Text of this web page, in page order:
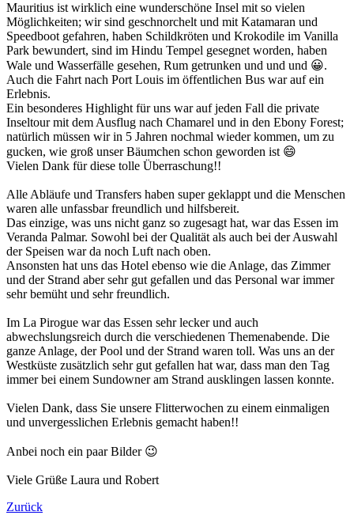
Mauritius ist wirklich eine wunderschöne Insel mit so vielen
Möglichkeiten; wir sind geschnorchelt und mit Katamaran und
Speedboot gefahren, haben Schildkröten und Krokodile im Vanilla
Park bewundert, sind im Hindu Tempel gesegnet worden, haben
Wale und Wasserfälle gesehen, Rum getrunken und und und 😀.
Auch die Fahrt nach Port Louis im öffentlichen Bus war auf ein
Erlebnis.
Ein besonderes Highlight für uns war auf jeden Fall die private
Inseltour mit dem Ausflug nach Chamarel und in den Ebony Forest;
natürlich müssen wir in 5 Jahren nochmal wieder kommen, um zu
gucken, wie groß unser Bäumchen schon geworden ist 😄
Vielen Dank für diese tolle Überraschung!!
Alle Abläufe und Transfers haben super geklappt und die Menschen
waren alle unfassbar freundlich und hilfsbereit.
Das einzige, was uns nicht ganz so zugesagt hat, war das Essen im
Veranda Palmar. Sowohl bei der Qualität als auch bei der Auswahl
der Speisen war da noch Luft nach oben.
Ansonsten hat uns das Hotel ebenso wie die Anlage, das Zimmer
und der Strand aber sehr gut gefallen und das Personal war immer
sehr bemüht und sehr freundlich.
Im La Pirogue war das Essen sehr lecker und auch
abwechslungsreich durch die verschiedenen Themenabende. Die
ganze Anlage, der Pool und der Strand waren toll. Was uns an der
Westküste zusätzlich sehr gut gefallen hat war, dass man den Tag
immer bei einem Sundowner am Strand ausklingen lassen konnte.
Vielen Dank, dass Sie unsere Flitterwochen zu einem einmaligen
und unvergesslichen Erlebnis gemacht haben!!
Anbei noch ein paar Bilder 😉
Viele Grüße Laura und Robert
Zurück